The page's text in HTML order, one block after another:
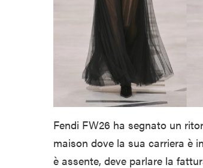
Fendi FW26 ha segnato un
maison dove la sua carriera è
è assente, deve parlare la